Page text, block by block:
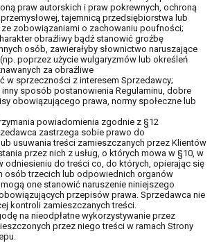
praw autorskich i praw pokrewnych, ochroną
tajemnicą przedsiębiorstwa lub
zobowiązaniami o zachowaniu poufności;
obraźliwy bądź stanowić groźbę
osób, zawierałyby słownictwo naruszające
poprzez użycie wulgaryzmów lub określeń
za obraźliwe
w sprzeczności z interesem Sprzedawcy;
inny sposób postanowienia Regulaminu, dobre
obowiązującego prawa, normy społeczne lub
powiadomienia zgodnie z §12
zastrzega sobie prawo do
usuwania treści zamieszczanych przez Klientów
przez nich z usług, o których mowa w §10, w
odniesieniu do treści co, do których, opierając się
osób trzecich lub odpowiednich organów
one stanowić naruszenie niniejszego
przepisów prawa. Sprzedawca nie
kontroli zamieszczanych treści.
na nieodpłatne wykorzystywanie przez
przez niego treści w ramach Strony